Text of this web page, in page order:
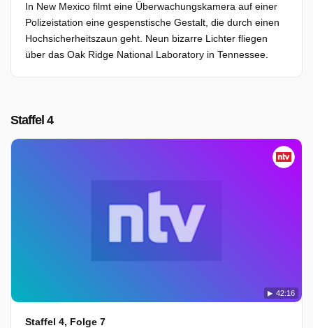
In New Mexico filmt eine Überwachungskamera auf einer
Polizeistation eine gespenstische Gestalt, die durch einen
Hochsicherheitszaun geht. Neun bizarre Lichter fliegen
über das Oak Ridge National Laboratory in Tennessee.
Staffel 4
42:16
Staffel 4, Folge 7